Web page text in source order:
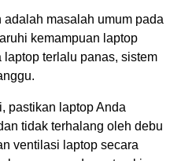
masalah umum pada
kemampuan laptop
terlalu panas, sistem
pastikan laptop Anda
tidak terhalang oleh debu
ventilasi laptop secara